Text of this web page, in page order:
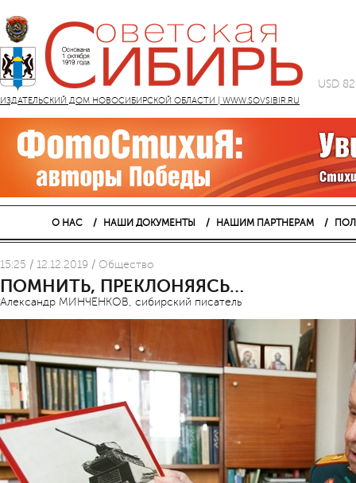
ИЗДАТЕЛЬСКИЙ ДОМ НОВОСИБИРСКОЙ ОБЛАСТИ | WWW.SOVSIBIR.RU
USD
О НАС НАШИ ДОКУМЕНТЫ НАШИМ ПАРТНЕРАМ
15:25 / 12.12.2019 / Общество
ПОМНИТЬ, ПРЕКЛОНЯЯСЬ…
Александр МИНЧЕНКОВ, сибирский писатель